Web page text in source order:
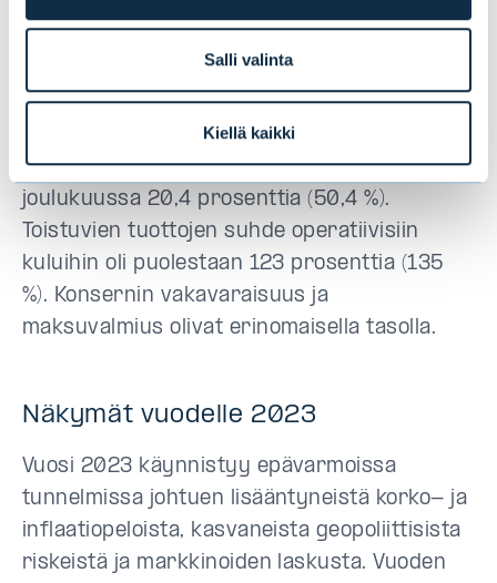
Salli valinta
Kiellä kaikki
hidastuminen. Tämän lisäksi viimeisen
fuusioon”, Lehtimäki jatkaa.
Evlin oman pääoman tuotto oli tammi-
joulukuussa 20,4 prosenttia (50,4 %).
Toistuvien tuottojen suhde operatiivisiin
kuluihin oli puolestaan 123 prosenttia (135
%). Konsernin vakavaraisuus ja
maksuvalmius olivat erinomaisella tasolla.
Näkymät vuodelle 2023
Vuosi 2023 käynnistyy epävarmoissa
tunnelmissa johtuen lisääntyneistä korko- ja
inflaatiopeloista, kasvaneista geopoliittisista
riskeistä ja markkinoiden laskusta. Vuoden